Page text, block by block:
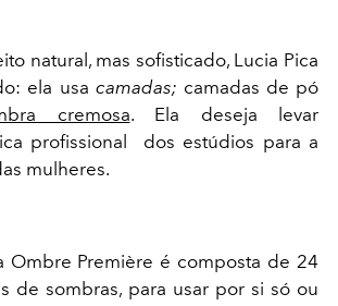
natural, mas sofisticado, Lucia Pica
ela usa camadas; camadas de pó
cremosa. Ela deseja levar
profissional dos estúdios para a
mulheres.
Ombre Première é composta de 24
de sombras, para usar por si só ou